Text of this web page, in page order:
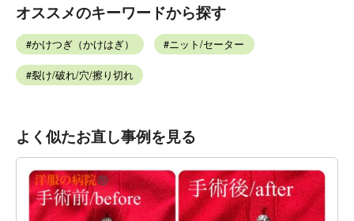
オススメのキーワードから探す
かけつぎ（かけはぎ） ニット/セーター
裂け/破れ/穴/擦り切れ
よく似たお直し事例を見る